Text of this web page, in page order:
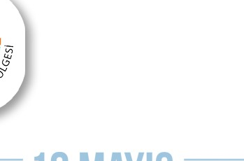
bir de…
CHP oyların yüzde 32,8, AKP 34,9’unu aldı.
olurken Ak parti oyunu 7 puanın üzerinde bir
karşı, CHP adayı İnce, yüzde 38,49’da kaldı.
düşürürken, Ak Parti’nin oyu düşüşe rağmen